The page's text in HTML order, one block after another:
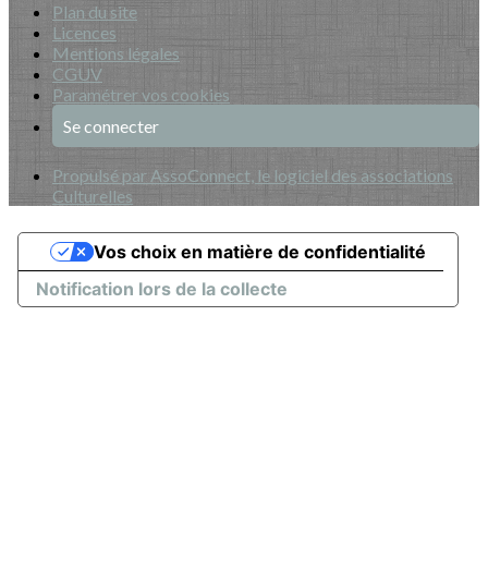
Plan du site
Licences
Mentions légales
CGUV
Paramétrer vos cookies
Se connecter
Propulsé par AssoConnect, le logiciel des associations
Culturelles
Notification lors de la collecte
Vos choix en matière de confidentialité